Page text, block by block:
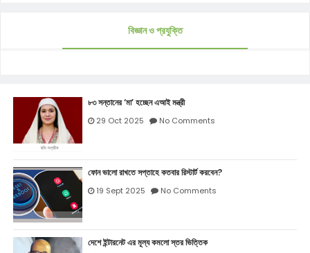
বিজ্ঞান ও প্রযুক্তি
৮৩ সন্তানের ‘মা’ হচ্ছেন এআই মন্ত্রী
29 Oct 2025 No Comments
ফোন ভালো রাখতে সপ্তাহে কতবার রিস্টার্ট করবেন?
19 Sept 2025 No Comments
দেশে ইন্টারনেট এর মূল্য কমলো স্তর ভিত্তিক